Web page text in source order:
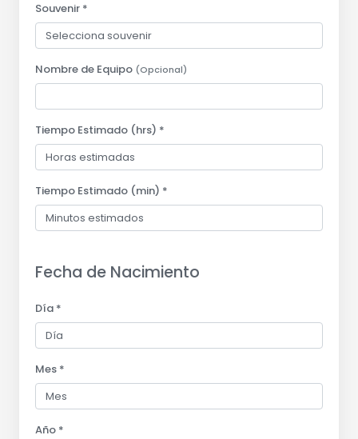
Souvenir *
Nombre de Equipo (Opcional)
Tiempo Estimado (hrs) *
Tiempo Estimado (min) *
Fecha de Nacimiento
Día *
Mes *
Año *